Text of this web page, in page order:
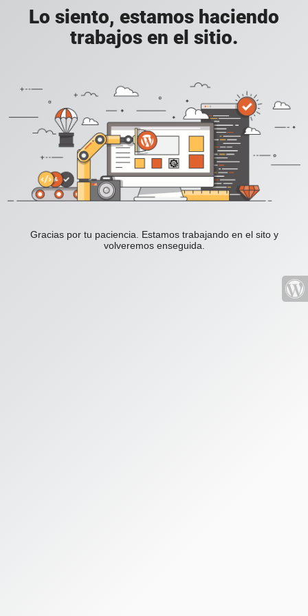
Lo siento, estamos haciendo
trabajos en el sitio.
Gracias por tu paciencia. Estamos trabajando en el sito y
volveremos enseguida.